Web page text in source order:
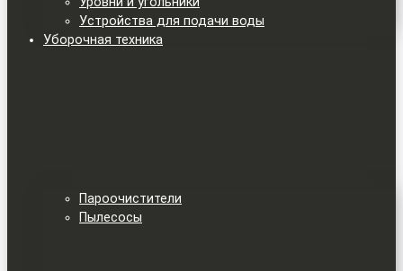
Устройства для подачи воды
Уборочная техника
Пароочистители
Пылесосы